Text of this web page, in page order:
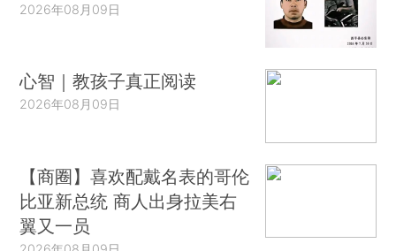
2026年08月09日
心智｜教孩子真正阅读
2026年08月09日
【商圈】喜欢配戴名表的哥伦
比亚新总统 商人出身拉美右
翼又一员